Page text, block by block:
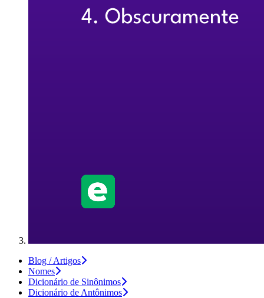
Blog / Artigos
Nomes
Dicionário de Sinônimos
Dicionário de Antônimos